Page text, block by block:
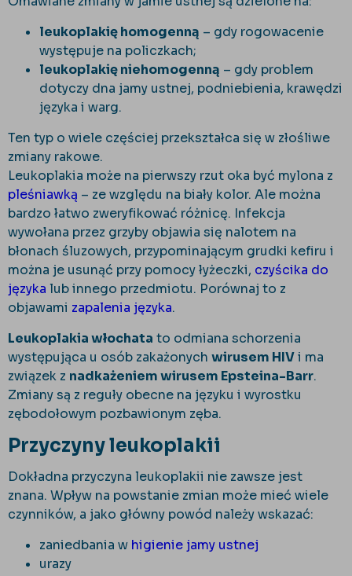
leukoplakię homogenną – gdy rogowacenie
występuje na policzkach;
leukoplakię niehomogenną – gdy problem
dotyczy dna jamy ustnej, podniebienia, krawędzi
języka i warg.
Ten typ o wiele częściej przekształca się w złośliwe
zmiany rakowe.
Leukoplakia może na pierwszy rzut oka być mylona z
pleśniawką – ze względu na biały kolor. Ale można
bardzo łatwo zweryfikować różnicę. Infekcja
wywołana przez grzyby objawia się nalotem na
błonach śluzowych, przypominającym grudki kefiru i
można je usunąć przy pomocy łyżeczki, czyścika do
języka lub innego przedmiotu. Porównaj to z
objawami zapalenia języka.
Leukoplakia włochata to odmiana schorzenia
występująca u osób zakażonych wirusem HIVi ma
związek z nadkażeniem wirusem Epsteina-Barr.
Zmiany są z reguły obecne na języku i wyrostku
zębodołowym pozbawionym zęba.
Przyczyny leukoplakii
Dokładna przyczyna leukoplakii nie zawsze jest
znana. Wpływ na powstanie zmian może mieć wiele
czynników, a jako główny powód należy wskazać:
zaniedbania w higienie jamy ustnej
urazy